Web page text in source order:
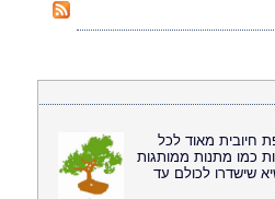
חיובית מאוד לכל
כמו מתנות ממותגות
שישדרו לכולם עד